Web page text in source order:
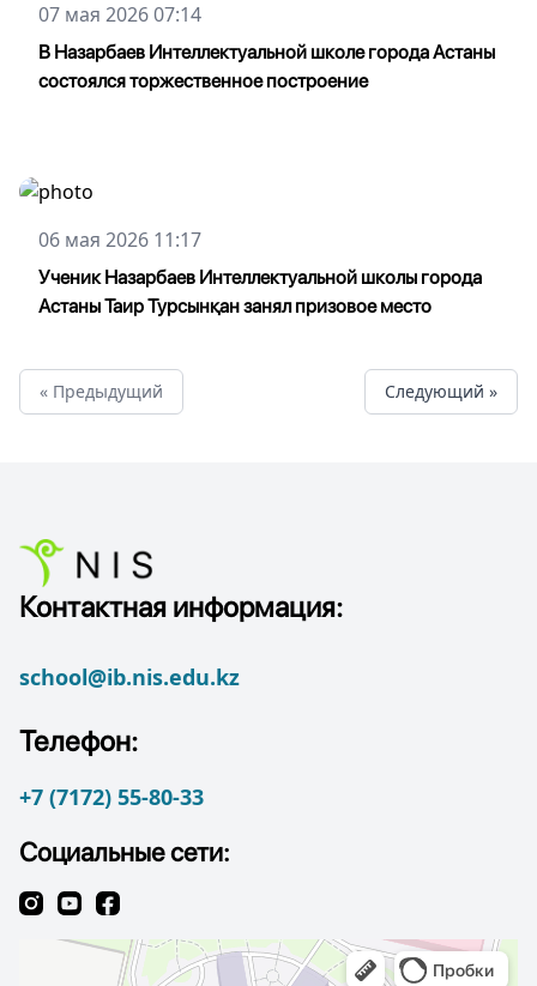
07 мая 2026 07:14
В Назарбаев Интеллектуальной школе города Астаны
состоялся торжественное построение
06 мая 2026 11:17
Ученик Назарбаев Интеллектуальной школы города
Астаны Таир Турсынқан занял призовое место
« Предыдущий Cледующий »
Контактная информация:
school@ib.nis.edu.kz
Телефон:
+7 (7172) 55-80-33
Социальные сети: